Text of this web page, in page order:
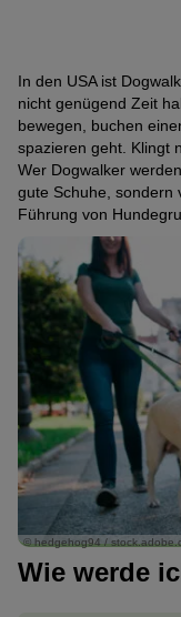
In den USA ist
nicht genügend Zeit
bewegen, buchen
spazieren geht. Klingt
Wer Dogwalker
gute Schuhe, sondern
Führung von
© hedgehog94 /
Wie werde